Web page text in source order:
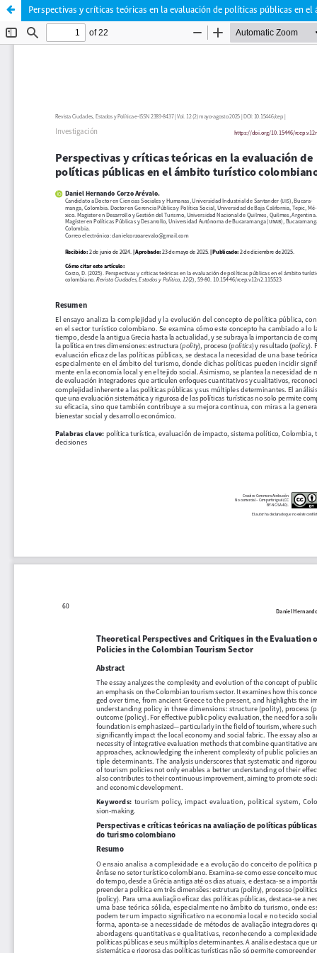
Perspectivas y críticas teóricas en la evaluación de políticas públicas en